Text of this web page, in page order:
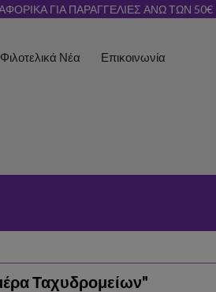
ΓΙΑ ΠΑΡΑΓΓΕΛΙΕΣ ΑΝΩ ΤΩΝ 50€
Φιλοτελικά Νέα Επικοινωνία
Ταχυδρομείων"